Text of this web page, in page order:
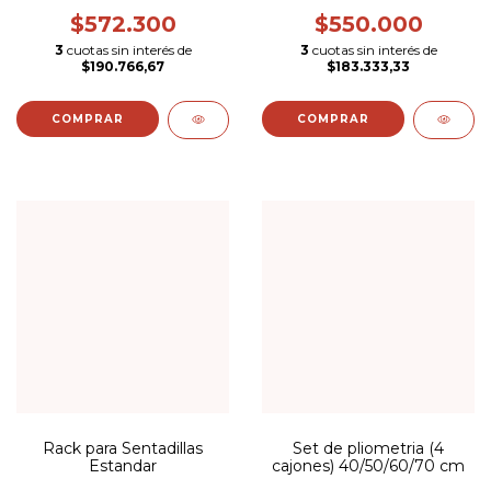
$572.300
3 cuotas sin interés de
$190.766,67
PARA AMURAR -
$550.000
3 cuotas sin interés de
$183.333,33
Rack para Sentadillas
Estandar
Set de pliometria (4
cajones) 40/50/60/70 cm